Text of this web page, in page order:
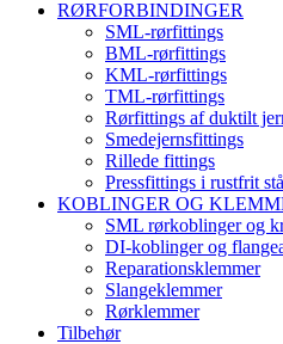
RØRFORBINDINGER
SML-rørfittings
BML-rørfittings
KML-rørfittings
TML-rørfittings
Rørfittings af duktilt
Smedejernsfittings
Rillede fittings
Pressfittings i rustfrit
KOBLINGER OG
SML rørkoblinger og
DI-koblinger og
Reparationsklemmer
Slangeklemmer
Rørklemmer
Tilbehør